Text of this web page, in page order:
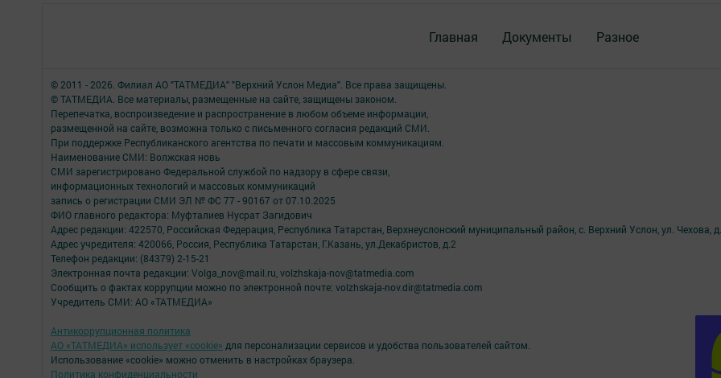
Главная Документы Разное
© 2011 - 2026. Филиал АО "ТАТМЕДИА" "Верхний Услон Медиа". Все права защищены.
© ТАТМЕДИА. Все материалы, размещенные на сайте, защищены законом.
Перепечатка, воспроизведение и распространение в любом объеме информации,
размещенной на сайте, возможна только с письменного согласия редакций СМИ.
При поддержке Республиканского агентства по печати и массовым коммуникациям.
Наименование СМИ: Волжская новь
СМИ зарегистрировано Федеральной службой по надзору в сфере связи,
информационных технологий и массовых коммуникаций
запись о регистрации СМИ ЭЛ № ФС 77 - 90167 от 07.10.2025
ФИО главного редактора: Муфталиев Нусрат Загидович
Адрес редакции: 422570, Российская Федерация, Республика Татарстан, Верхнеуслонский муниципальный район, с. Верхний Услон, ул. Чехова,
Адрес учредителя: 420066, Россия, Республика Татарстан, Г.Казань, ул.Декабристов, д.2
Телефон редакции: (84379) 2-15-21
Электронная почта редакции: Volga_nov@mail.ru, volzhskaja-nov@tatmedia.com
Сообщить о фактах коррупции можно по электронной почте: volzhskaja-nov.dir@tatmedia.com
Учредитель СМИ: АО «ТАТМЕДИА»
Антикоррупционная политика
АО «ТАТМЕДИА» использует «cookie» для персонализации сервисов и удобства пользователей сайтом.
Использование «cookie» можно отменить в настройках браузера.
Политика конфиденциальности